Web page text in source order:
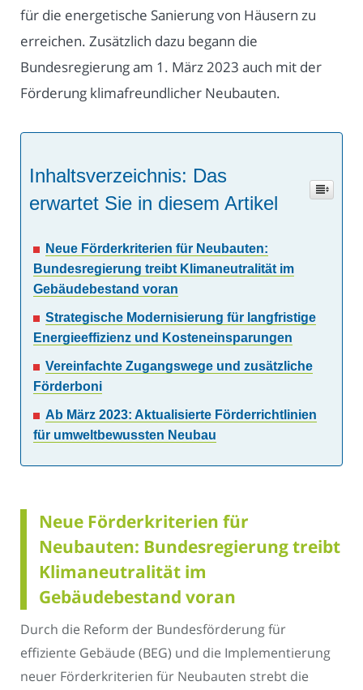
für die energetische Sanierung von Häusern zu
erreichen. Zusätzlich dazu begann die
Bundesregierung am 1. März 2023 auch mit der
Förderung klimafreundlicher Neubauten.
Inhaltsverzeichnis: Das
erwartet Sie in diesem Artikel
Neue Förderkriterien für Neubauten:
Bundesregierung treibt Klimaneutralität im
Gebäudebestand voran
Strategische Modernisierung für langfristige
Energieeffizienz und Kosteneinsparungen
Vereinfachte Zugangswege und zusätzliche
Förderboni
Ab März 2023: Aktualisierte Förderrichtlinien
für umweltbewussten Neubau
Neue Förderkriterien für
Neubauten: Bundesregierung treibt
Klimaneutralität im
Gebäudebestand voran
Durch die Reform der Bundesförderung für
effiziente Gebäude (BEG) und die Implementierung
neuer Förderkriterien für Neubauten strebt die